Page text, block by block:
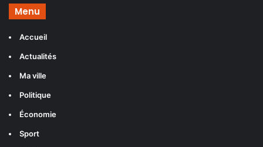
Menu
Accueil
Actualités
Ma ville
Politique
Économie
Sport